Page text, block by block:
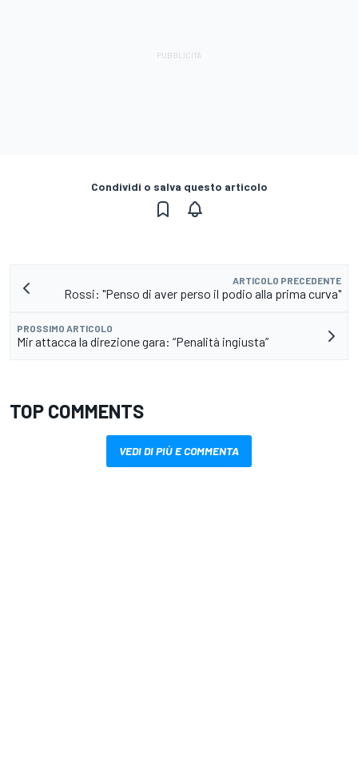
Condividi o salva questo articolo
ARTICOLO PRECEDENTE
Rossi: "Penso di aver perso il podio alla prima curva"
PROSSIMO ARTICOLO
Mir attacca la direzione gara: “Penalità ingiusta”
TOP COMMENTS
VEDI DI PIÙ E COMMENTA